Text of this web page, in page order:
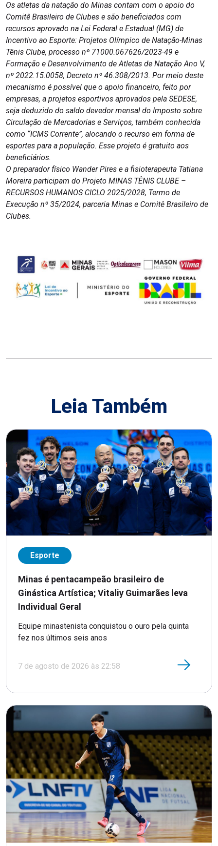
Os atletas da natação do Minas contam com o apoio do
Comitê Brasileiro de Clubes e são beneficiados com
recursos aprovado na Lei Federal e Estadual (MG) de
Incentivo ao Esporte: Projetos Olímpico de Natação-Minas
Tênis Clube, processo nº 71000.067626/2023-49 e
Formação e Desenvolvimento de Atletas de Natação Ano V,
nº 2022.15.0058, Decreto nº 46.308/2013. Por meio deste
mecanismo é possível que o apoio financeiro, feito por
empresas, a projetos esportivos aprovados pela SEDESE,
seja deduzido do saldo devedor mensal do Imposto sobre
Circulação de Mercadorias e Serviços, também conhecida
como “ICMS Corrente”, alocando o recurso em forma de
esportes para a população. Esse projeto é gratuito aos
beneficiários.
O preparador físico Wander Pires e a fisioterapeuta Tatiana
Moreira participam do Projeto MINAS TÊNIS CLUBE –
RECURSOS HUMANOS CICLO 2025/2028, Termo de
Execução nº 35/2024, parceria Minas e Comitê Brasileiro de
Clubes.
Leia Também
Esporte
Minas é pentacampeão brasileiro de
Ginástica Artística; Vitaliy Guimarães leva
Individual Geral
Equipe minastenista conquistou o ouro pela quinta
fez nos últimos seis anos
7 de agosto de 2026 às 22:58